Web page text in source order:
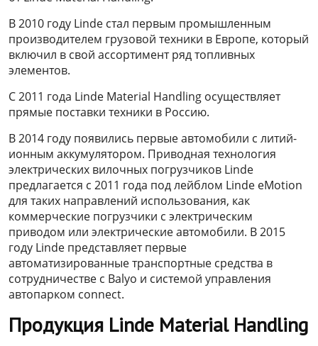
В 2010 году Linde стал первым промышленным
производителем грузовой техники в Европе, который
включил в свой ассортимент ряд топливных
элементов.
С 2011 года Linde Material Handling осуществляет
прямые поставки техники в Россию.
В 2014 году появились первые автомобили с литий-
ионным аккумулятором. Приводная технология
электрических вилочных погрузчиков Linde
предлагается с 2011 года под лейблом Linde eMotion
для таких направлений использования, как
коммерческие погрузчики с электрическим
приводом или электрические автомобили. В 2015
году Linde представляет первые
автоматизированные транспортные средства в
сотрудничестве с Balyo и системой управления
автопарком connect.
Продукция Linde Material Handling